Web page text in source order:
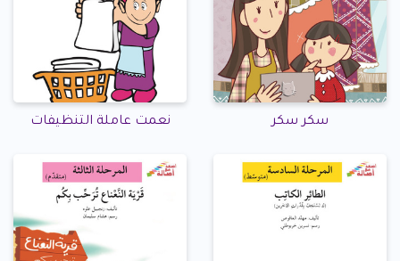
سكر سكر نعمت عاملة التنظيفات